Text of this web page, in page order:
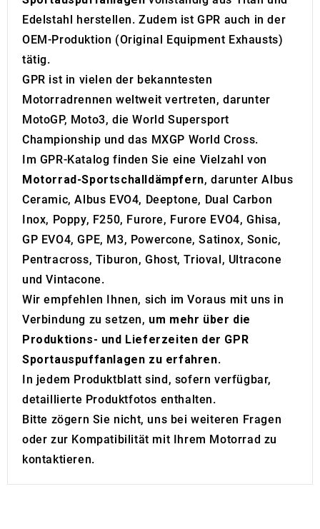
Edelstahl herstellen. Zudem ist GPR auch in der
OEM-Produktion (Original Equipment Exhausts)
tätig.
GPR ist in vielen der bekanntesten
Motorradrennen weltweit vertreten, darunter
MotoGP, Moto3, die World Supersport
Championship und das MXGP World Cross.
Im GPR-Katalog finden Sie eine Vielzahl von
Motorrad-Sportschalldämpfern, darunter Albus
Ceramic, Albus EVO4, Deeptone, Dual Carbon
Inox, Poppy, F250, Furore, Furore EVO4, Ghisa,
GP EVO4, GPE, M3, Powercone, Satinox, Sonic,
Pentracross, Tiburon, Ghost, Trioval, Ultracone
und Vintacone.
Wir empfehlen Ihnen, sich im Voraus mit uns in
Verbindung zu setzen, um mehr über die
Produktions- und Lieferzeiten der GPR
Sportauspuffanlagen zu erfahren.
In jedem Produktblatt sind, sofern verfügbar,
detaillierte Produktfotos enthalten.
Bitte zögern Sie nicht, uns bei weiteren Fragen
oder zur Kompatibilität mit Ihrem Motorrad zu
kontaktieren.